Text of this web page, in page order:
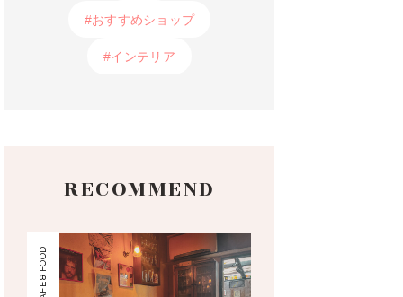
#おすすめショップ
#おすすめショップ
#インテリア
#インテリア
RECOMMEND
CAFE & FOOD